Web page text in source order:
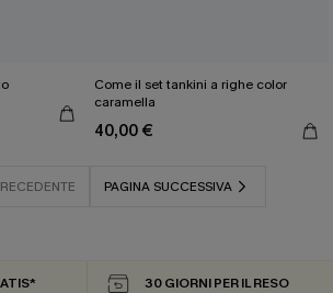
Come il set tankini a righe color
caramella
40,00 €
PAGINA SUCCESSIVA
30 GIORNI PER IL RESO